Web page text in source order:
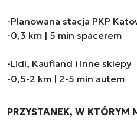
-Planowana stacja PKP
-0,3 km | 5 min spacerem
-Lidl, Kaufland i inne sklepy
-0,5-2 km | 2-5 min autem
PRZYSTANEK, W KTÓRYM